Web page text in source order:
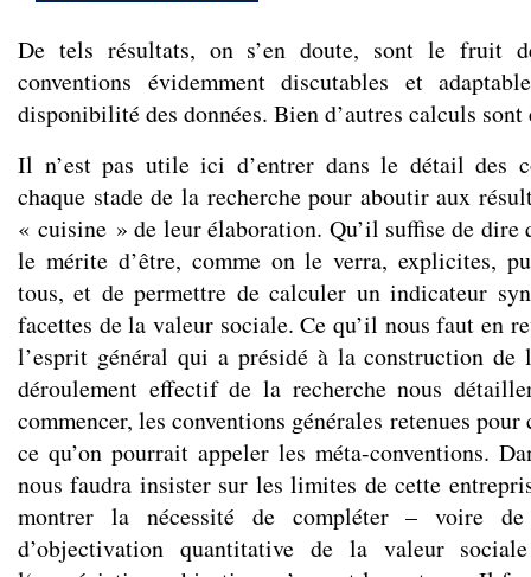
De tels résultats, on s’en doute, sont le fruit
conventions évidemment discutables et
disponibilité des données. Bien d’autres calculs
Il n’est pas utile ici d’entrer dans le détail des
chaque stade de la recherche pour aboutir aux
« cuisine » de leur élaboration. Qu’il suffise de dire
le mérite d’être, comme on le verra, explicites,
tous, et de permettre de calculer un indicateur
facettes de la valeur sociale. Ce qu’il nous faut en
l’esprit général qui a présidé à la construction de
déroulement effectif de la recherche nous
commencer, les conventions générales retenues
ce qu’on pourrait appeler les méta-conventions.
nous faudra insister sur les limites de cette
montrer la nécessité de compléter – voire
d’objectivation quantitative de la valeur